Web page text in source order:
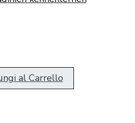
al Carrello